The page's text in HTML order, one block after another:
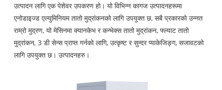
उत्पादन लागि एक पेशेवर उपकरण हो। यो विभिन्न कागज उत्पादनहरूमा
एनोडाइज्ड एल्युमिनियम तातो मुद्रांकनको लागि उपयुक्त छ, सबै प्रकारको उन्नत
राम्रो मुद्रण, यो मेसिनमा क्यानकेभ र कन्भेक्स तातो मुद्रांकन, फ्ल्याट तातो
मुद्रांकन, 3 डी सेन्स प्राप्त गर्नको लागि, उत्कृष्ट र सुन्दर प्याकेजिङ्ग, सजावटको
लागि उपयुक्त छ। उत्पादनहरु।